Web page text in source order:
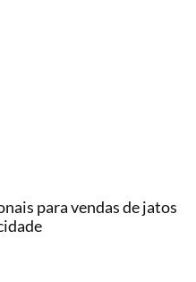
para vendas de jatos